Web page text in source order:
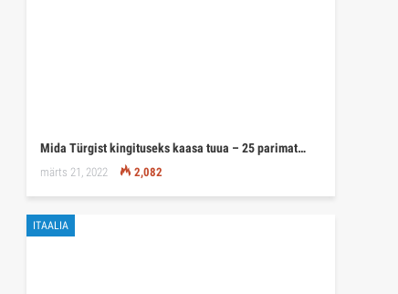
Mida Türgist kingituseks kaasa tuua – 25 parimat…
märts 21, 2022 2,082
ITAALIA